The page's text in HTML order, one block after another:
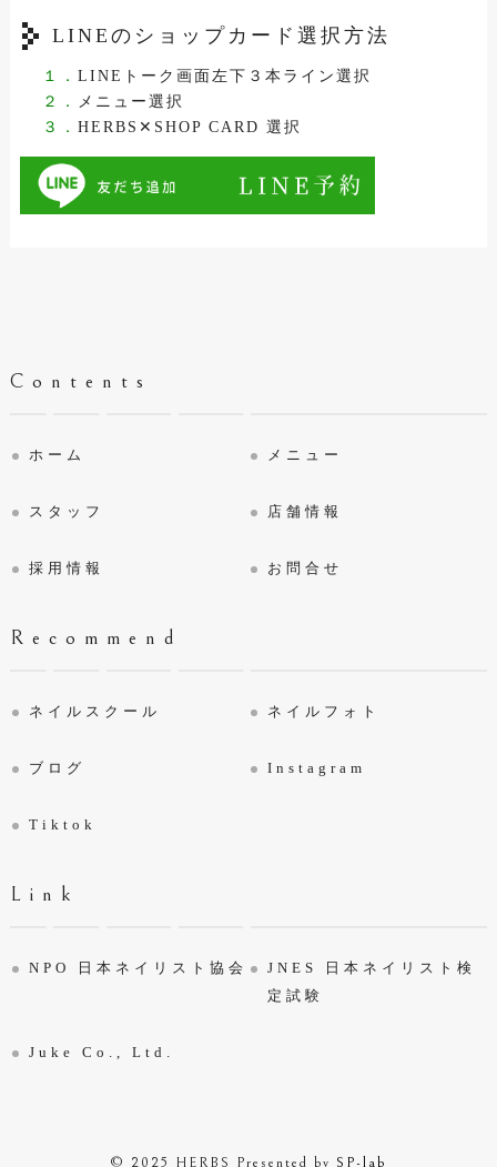
LINEのショップカード選択方法
１．LINEトーク画面左下３本ライン選択
２．
メニュー選択
３．HERBS✕SHOP CARD 選択
Contents
ホーム メニュー
スタッフ 店舗情報
採用情報 お問合せ
Recommend
ネイルスクール ネイルフォト
ブログ Instagram
Tiktok
Link
NPO 日本ネイリスト協会
JNES 日本ネイリスト検
定試験
Juke Co., Ltd.
© 2025 HERBS Presented by SP-lab